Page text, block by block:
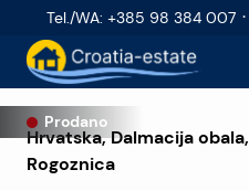
Tel./WA: +385 98 384 007 ·
Prodano
Hrvatska,Dalmacija obala,
Rogoznica